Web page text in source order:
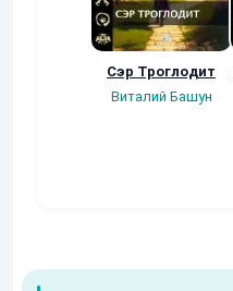
Сэр Троглодит
Виталий Башун